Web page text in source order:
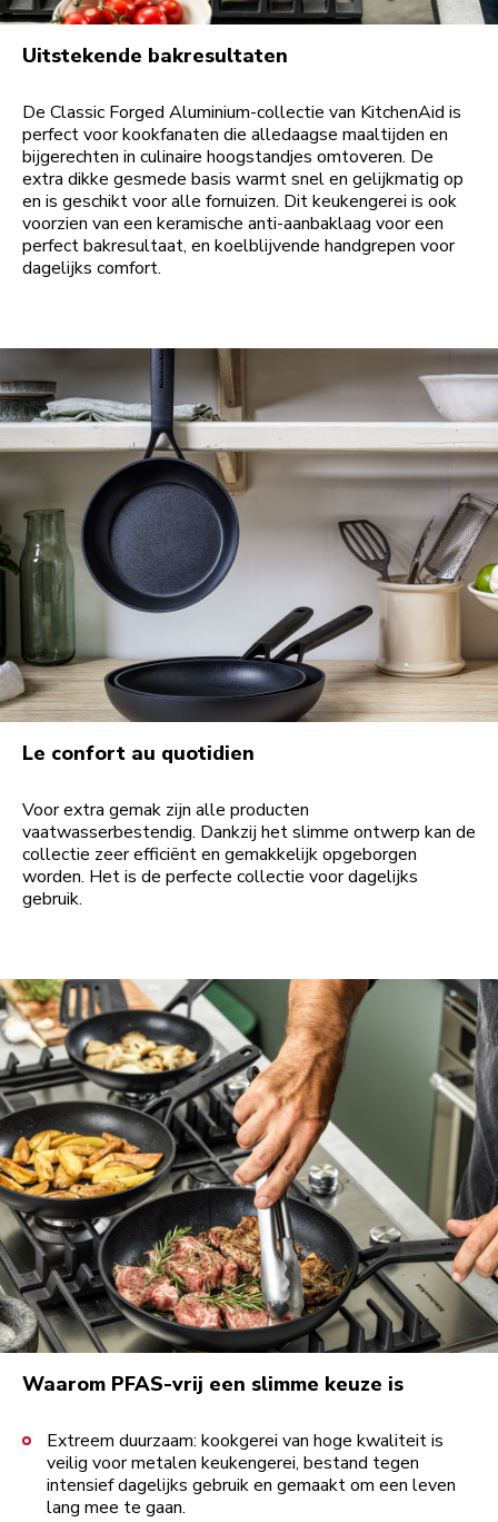
Uitstekende bakresultaten
De Classic Forged Aluminium-collectie van KitchenAid is
perfect voor kookfanaten die alledaagse maaltijden en
bijgerechten in culinaire hoogstandjes omtoveren. De
extra dikke gesmede basis warmt snel en gelijkmatig op
en is geschikt voor alle fornuizen. Dit keukengerei is ook
voorzien van een keramische anti-aanbaklaag voor een
perfect bakresultaat, en koelblijvende handgrepen voor
dagelijks comfort.
Le confort au quotidien
Voor extra gemak zijn alle producten
vaatwasserbestendig. Dankzij het slimme ontwerp kan de
collectie zeer efficiënt en gemakkelijk opgeborgen
worden. Het is de perfecte collectie voor dagelijks
gebruik.
Waarom PFAS-vrij een slimme keuze is
Extreem duurzaam: kookgerei van hoge kwaliteit is
veilig voor metalen keukengerei, bestand tegen
intensief dagelijks gebruik en gemaakt om een leven
lang mee te gaan.